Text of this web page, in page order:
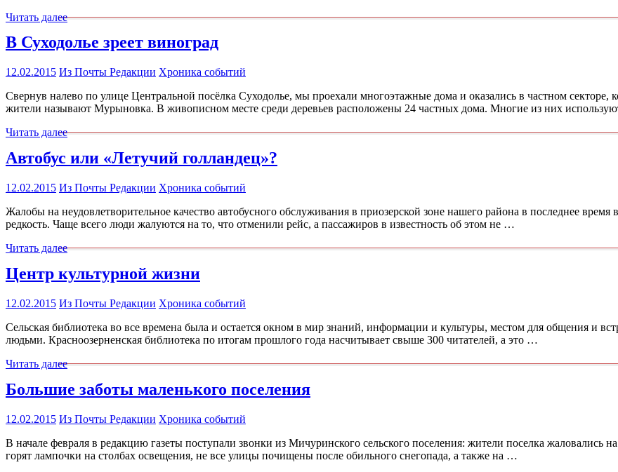
Читать далее
В Суходолье зреет виноград
12.02.2015 Из Почты Редакции Хроника событий
Свернув налево по улице Центральной посёлка Суходолье, мы проехали многоэтажные дома и оказались в частном секторе,
жители называют Мурыновка. В живописном месте среди деревьев расположены 24 частных дома. Многие из них
Читать далее
Автобус или «Летучий голландец»?
12.02.2015 Из Почты Редакции Хроника событий
Жалобы на неудовлетворительное качество автобусного обслуживания в приозерской зоне нашего района в последнее
редкость. Чаще всего люди жалуются на то, что отменили рейс, а пассажиров в известность об этом не …
Читать далее
Центр культурной жизни
12.02.2015 Из Почты Редакции Хроника событий
Сельская библиотека во все времена была и остается окном в мир знаний, информации и культуры, местом для общения и
людьми. Красноозерненская библиотека по итогам прошлого года насчитывает свыше 300 читателей, а это …
Читать далее
Большие заботы маленького поселения
12.02.2015 Из Почты Редакции Хроника событий
В начале февраля в редакцию газеты поступали звонки из Мичуринского сельского поселения: жители поселка жаловались на
горят лампочки на столбах освещения, не все улицы почищены после обильного снегопада, а также на …